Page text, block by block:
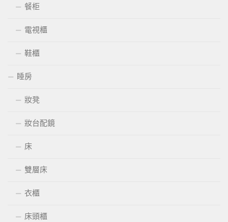
餐柜
電視櫃
鞋櫃
睡房
妝凳
妝台配鏡
床
雙層床
衣櫃
床頭櫃